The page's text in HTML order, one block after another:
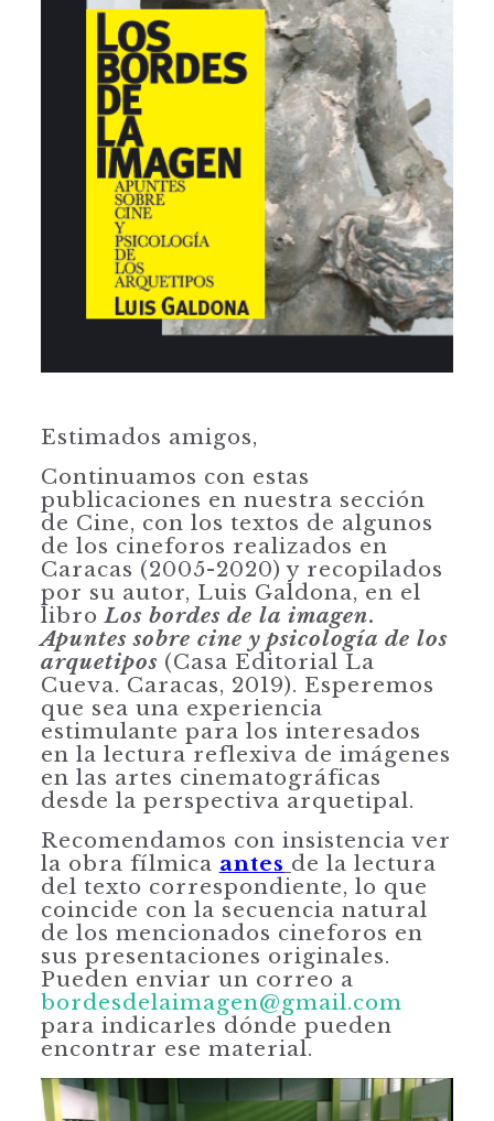
Estimados amigos,
Continuamos con estas
publicaciones en nuestra sección
de Cine, con los textos de algunos
de los cineforos realizados en
Caracas (2005-2020) y recopilados
por su autor, Luis Galdona, en el
libroLos bordes de la imagen.
Apuntes sobre cine y psicología de los
arquetipos (Casa Editorial La
Cueva. Caracas, 2019). Esperemos
que sea una experiencia
estimulante para los interesados
en la lectura reflexiva de imágenes
en las artes cinematográficas
desde la perspectiva arquetipal.
Recomendamos con insistencia ver
la obra fílmica antes de la lectura
del texto correspondiente, lo que
coincide con la secuencia natural
de los mencionados cineforos en
sus presentaciones originales.
Pueden enviar un correo a
bordesdelaimagen@gmail.com
para indicarles dónde pueden
encontrar ese material.